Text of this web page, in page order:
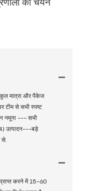
मात्रा और पैकेज
टीम से सभी स्पष्ट
नमूना --- सभी
उत्पादन---बड़े
से.
प्राप्त करने में 15-60